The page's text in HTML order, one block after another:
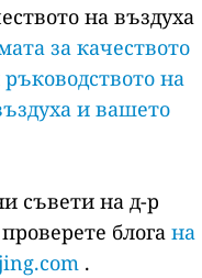
на въздуха
за качеството
ръководството на
и вашето
съвети на д-р
блога на
.